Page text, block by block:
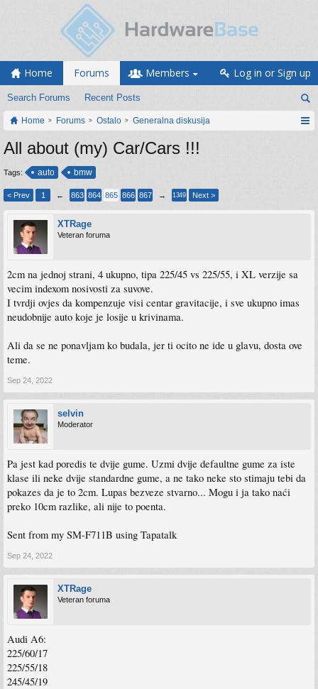
Home Forums
Search Forums Recent Posts
Members Log in or Sign up
Home Forums Ostalo Generalna diskusija
All about (my) Car/Cars !!!
Tags: auto bmw
< Prev 1 ← 863 864 865 866 867 → 1349 Next >
XTRage
Veteran foruma
2cm na jednoj strani, 4 ukupno, tipa 225/45 vs 225/55, i XL verzije sa
vecim indexom nosivosti za suvove.
I tvrdji ovjes da kompenzuje visi centar gravitacije, i sve ukupno imas
neudobnije auto koje je losije u krivinama.
Ali da se ne ponavljam ko budala, jer ti ocito ne ide u glavu, dosta ove
teme.
Sep 24, 2022
selvin
Moderator
Pa jest kad poredis te dvije gume. Uzmi dvije defaultne gume za iste
klase ili neke dvije standardne gume, a ne tako neke sto stimaju tebi da
pokazes da je to 2cm. Lupas bezveze stvarno... Mogu i ja tako naći
preko 10cm razlike, ali nije to poenta.
Sent from my SM-F711B using Tapatalk
Sep 24, 2022
XTRage
Veteran foruma
Audi A6:
225/60/17
225/55/18
245/45/19